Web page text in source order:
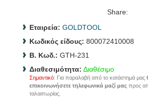
Share:
Εταιρεία: GOLDTOOL
Κωδικός είδους: 800072410008
B. Κωδ.: GTH-231
Διαθεσιμότητα: Διαθέσιμο
Σημαντικό: Για παραλαβή από το κατάστημά μας
επικοινωνήσετε τηλεφωνικά μαζί μας προς
ταλαιπωρίας.